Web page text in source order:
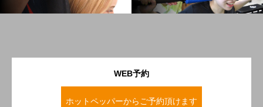
WEB予約
ホットペッパーからご予約頂けます